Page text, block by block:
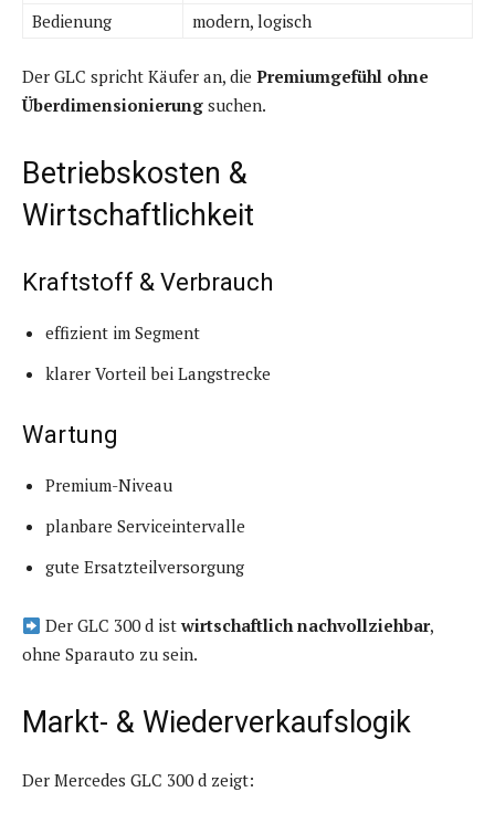
Bedienung
modern, logisch
Der GLC spricht Käufer an, die Premiumgefühl ohne
Überdimensionierung suchen.
Betriebskosten &
Wirtschaftlichkeit
Kraftstoff & Verbrauch
effizient im Segment
klarer Vorteil bei Langstrecke
Wartung
Premium-Niveau
planbare Serviceintervalle
gute Ersatzteilversorgung
Der GLC 300 d istwirtschaftlich nachvollziehbar,
ohne Sparauto zu sein.
Markt- & Wiederverkaufslogik
Der Mercedes GLC 300 d zeigt: